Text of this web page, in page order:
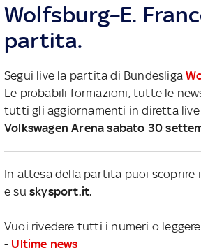
Wolfsburg–E.
partita.
Segui live la partita di Bundesliga
Le probabili formazioni, tutte le
tutti gli aggiornamenti in diretta live
Volkswagen Arena sabato 30
In attesa della partita puoi scoprire
e su skysport.it.
Vuoi rivedere tutti i numeri o
- Ultime news